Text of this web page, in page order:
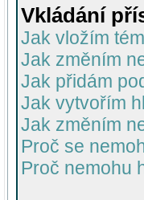
Vkládání
Jak vložím
Jak změním
Jak přidám
Jak vytvořím
Jak změním
Proč se
Proč nemohu